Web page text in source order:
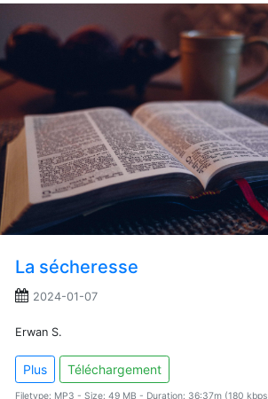
La sécheresse
2024-01-07
Erwan S.
Plus Téléchargement
Filetype: MP3 - Size: 49 MB - Duration: 36:37m (180 kbps